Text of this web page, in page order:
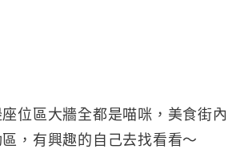
位區大牆全都是喵咪，美食街內
，有興趣的自己去找看看～